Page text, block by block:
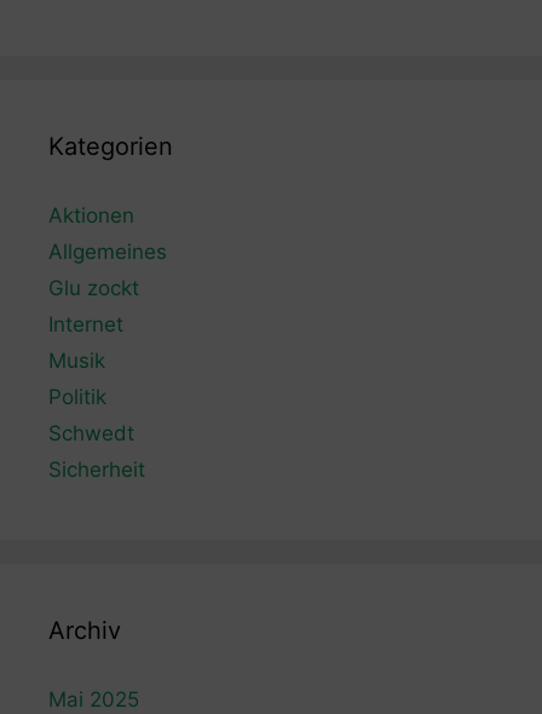
Kategorien
Aktionen
Allgemeines
Glu zockt
Internet
Musik
Politik
Schwedt
Sicherheit
Archiv
Mai 2025